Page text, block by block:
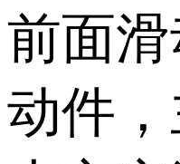
前面
动件